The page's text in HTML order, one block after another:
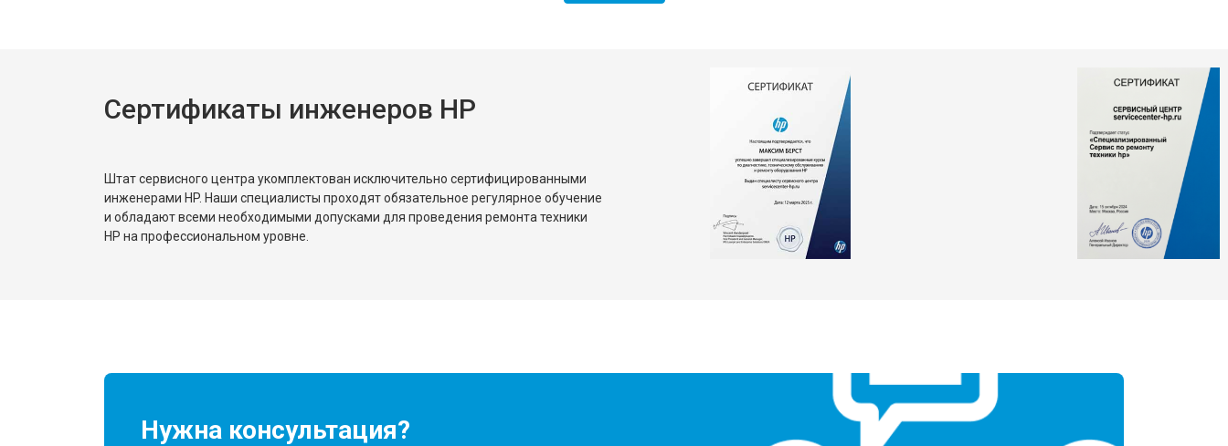
Сертификаты инженеров HP
Штат сервисного центра укомплектован исключительно сертифицированными
инженерами HP. Наши специалисты проходят обязательное регулярное обучение
и обладают всеми необходимыми допусками для проведения ремонта техники
HP на профессиональном уровне.
Нужна консультация?